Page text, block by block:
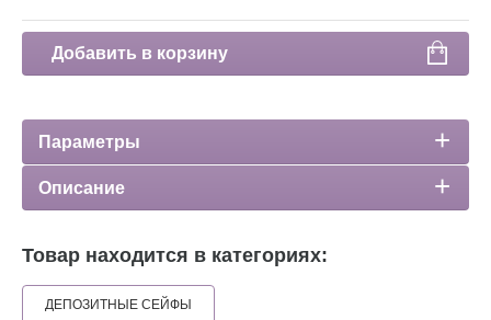
Добавить в корзину
Параметры
Описание
Товар находится в категориях:
ДЕПОЗИТНЫЕ СЕЙФЫ